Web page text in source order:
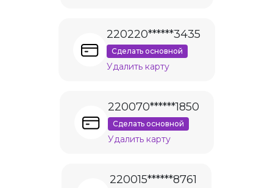
220220******3435
Сделать основной
Удалить карту
220070******1850
Сделать основной
Удалить карту
220015******8761